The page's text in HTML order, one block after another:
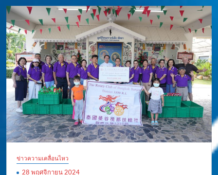
ข่าวความเคลื่อนไหว
28 พฤศจิกายน 2024